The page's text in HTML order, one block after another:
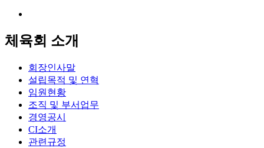
체육회 소개
회장인사말
설립목적 및 연혁
임원현황
조직 및 부서업무
경영공시
CI소개
관련규정